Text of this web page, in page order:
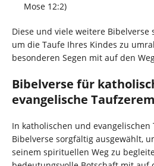
Mose 12:2)
Diese und viele weitere Bibelverse
um die Taufe Ihres Kindes zu
besonderen Segen mit auf den
Bibelverse für
evangelische
In katholischen und
Bibelverse sorgfältig ausgewählt,
seinem spirituellen Weg zu